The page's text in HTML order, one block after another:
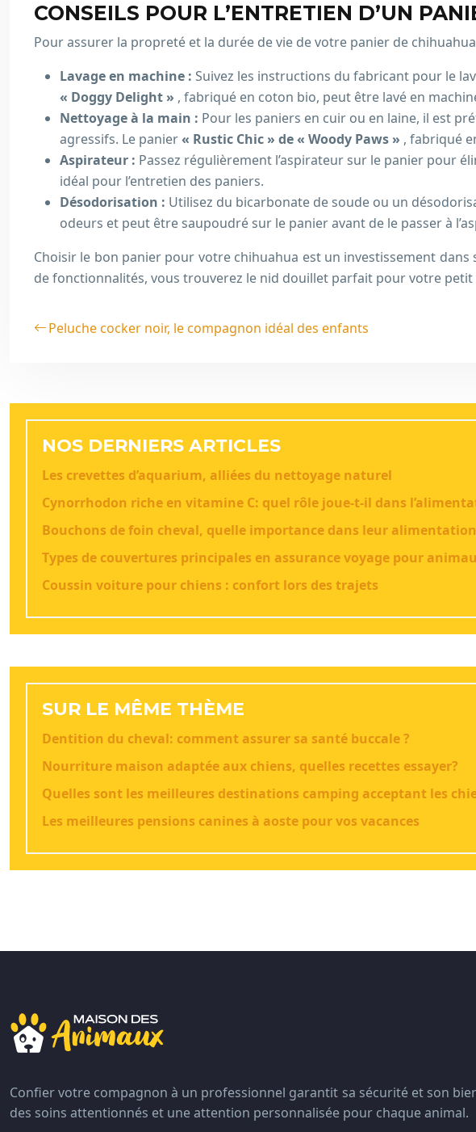
CONSEILS POUR L’ENTRETIEN D’UN
Pour assurer la propreté et la durée de vie de votre panier de
Lavage en machine : Suivez les instructions du fabricant pour le
« Doggy Delight » , fabriqué en coton bio, peut être lavé en
Nettoyage à la main : Pour les paniers en cuir ou en laine, il est
agressifs. Le panier« Rustic Chic » de « Woody Paws » , fabriqué
Aspirateur : Passez régulièrement l’aspirateur sur le panier pour
idéal pour l’entretien des paniers.
Désodorisation : Utilisez du bicarbonate de soude ou un
odeurs et peut être saupoudré sur le panier avant de le passer à
Choisir le bon panier pour votre chihuahua est un investissement
de fonctionnalités, vous trouverez le nid douillet parfait pour votre
Peluche cocker noir, le compagnon idéal des enfants
NOS DERNIERS ARTICLES
Les crevettes d’aquarium, alliées du nettoyage naturel
Cynorrhodon riche en vitamine C: quel rôle joue-t-il dans
Bouchons de foin cheval, quelle importance dans leur
Types de couvertures principales en assurance voyage pour
Coussin voiture pour chiens : confort lors des trajets
SUR LE MÊME THÈME
Dentition du cheval: comment assurer sa santé buccale ?
Nourriture maison adaptée aux chiens, quelles recettes essayer?
Quelles sont les meilleures destinations camping acceptant les
Les meilleures pensions canines à aoste pour vos vacances
Confier votre compagnon à un professionnel garantit sa sécurité et son
des soins attentionnés et une attention personnalisée pour chaque animal.